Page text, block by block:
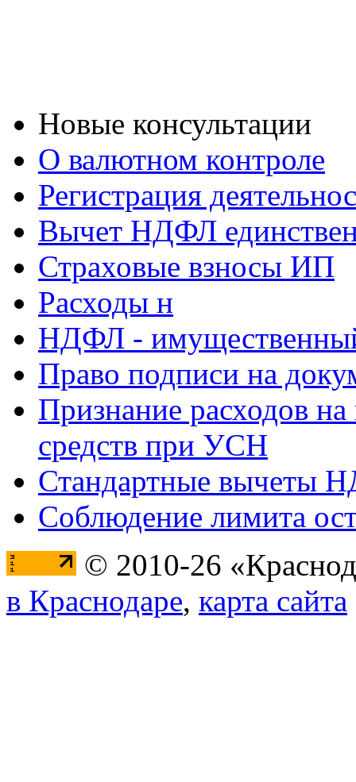
Новые консультации
О валютном контроле
Регистрация
Вычет НДФЛ
Страховые взносы ИП
Расходы н
НДФЛ -
Право подписи на
Признание расходов
средств при УСН
Стандартные вычеты
Соблюдение лимита
© 2010-26
в Краснодаре, карта сайта